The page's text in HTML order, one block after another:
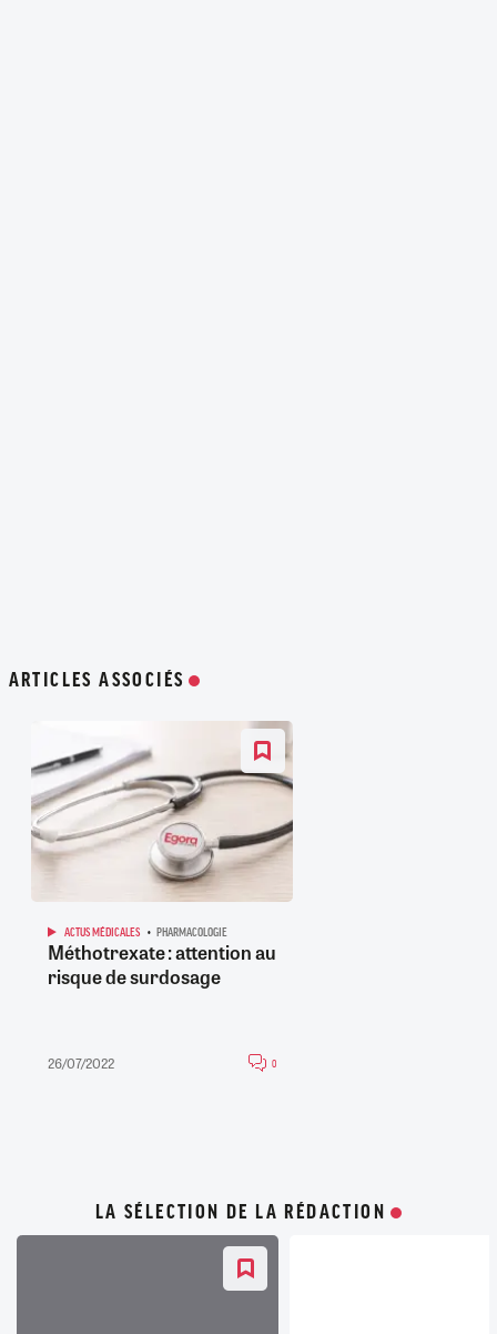
ARTICLES ASSOCIÉS
ACTUS MÉDICALES PHARMACOLOGIE
Méthotrexate : attention au
risque de surdosage
26/07/2022 0
LA SÉLECTION DE LA RÉDACTION